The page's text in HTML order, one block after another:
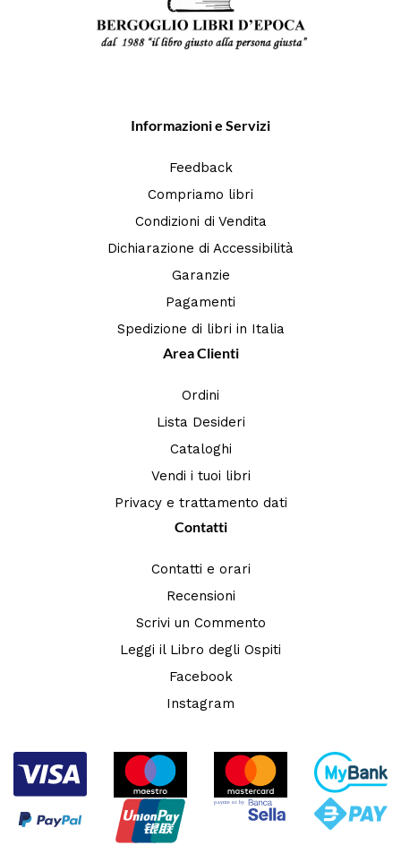
Informazioni e Servizi
Feedback
Compriamo libri
Condizioni di Vendita
Dichiarazione di Accessibilità
Garanzie
Pagamenti
Spedizione di libri in Italia
Area Clienti
Ordini
Lista Desideri
Cataloghi
Vendi i tuoi libri
Privacy e trattamento dati
Contatti
Contatti e orari
Recensioni
Scrivi un Commento
Leggi il Libro degli Ospiti
Facebook
Instagram